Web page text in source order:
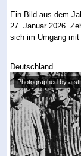
Ein Bild aus dem
27. Januar 2026.
sich im Umgang
Deutschland
Photographed by a